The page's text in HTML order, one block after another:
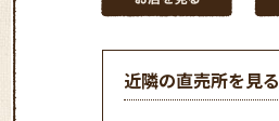
近隣の直売所を見る